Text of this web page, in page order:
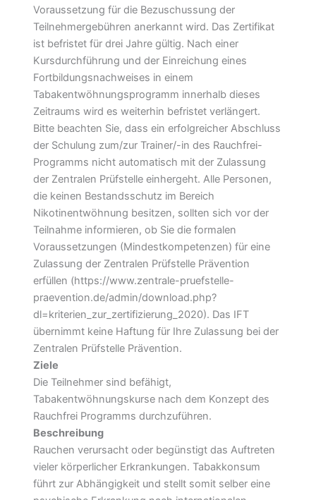
Voraussetzung für die Bezuschussung der
Teilnehmergebühren anerkannt wird. Das Zertifikat
ist befristet für drei Jahre gültig. Nach einer
Kursdurchführung und der Einreichung eines
Fortbildungsnachweises in einem
Tabakentwöhnungsprogramm innerhalb dieses
Zeitraums wird es weiterhin befristet verlängert.
Bitte beachten Sie, dass ein erfolgreicher Abschluss
der Schulung zum/zur Trainer/-in des Rauchfrei-
Programms nicht automatisch mit der Zulassung
der Zentralen Prüfstelle einhergeht. Alle Personen,
die keinen Bestandsschutz im Bereich
Nikotinentwöhnung besitzen, sollten sich vor der
Teilnahme informieren, ob Sie die formalen
Voraussetzungen (Mindestkompetenzen) für eine
Zulassung der Zentralen Prüfstelle Prävention
erfüllen (https://www.zentrale-pruefstelle-
praevention.de/admin/download.php?
dl=kriterien_zur_zertifizierung_2020). Das IFT
übernimmt keine Haftung für Ihre Zulassung bei der
Zentralen Prüfstelle Prävention.
Ziele
Die Teilnehmer sind befähigt,
Tabakentwöhnungskurse nach dem Konzept des
Rauchfrei Programms durchzuführen.
Beschreibung
Rauchen verursacht oder begünstigt das Auftreten
vieler körperlicher Erkrankungen. Tabakkonsum
führt zur Abhängigkeit und stellt somit selber eine